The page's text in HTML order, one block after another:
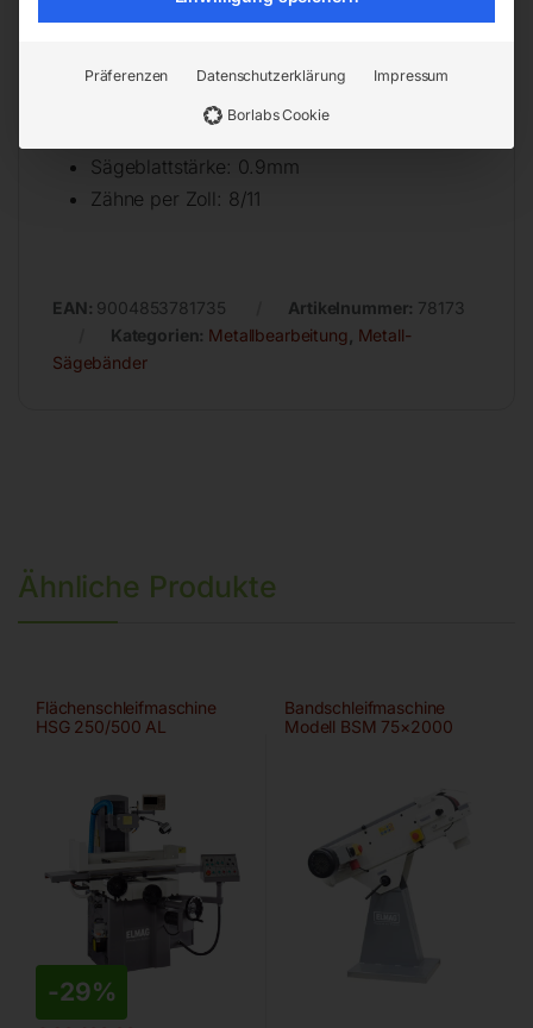
Sägeblattlänge: 2450mm
Sägeblattstärke: 0.9mm
Zähne per Zoll: 8/11
EAN: 9004853781735 Artikelnummer: 78173
Kategorien: Metallbearbeitung Metall-
Sägebänder
Ähnliche Produkte
Flächenschleifmaschine
HSG 250/500 AL
-29%
Bandschleifmaschine
Modell BSM 75×2000
Präferenzen Datenschutzerklärung Impressum
Borlabs Cookie